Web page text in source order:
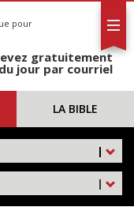
pour
gratuitement
jour par courriel
LA BIBLE
|
|